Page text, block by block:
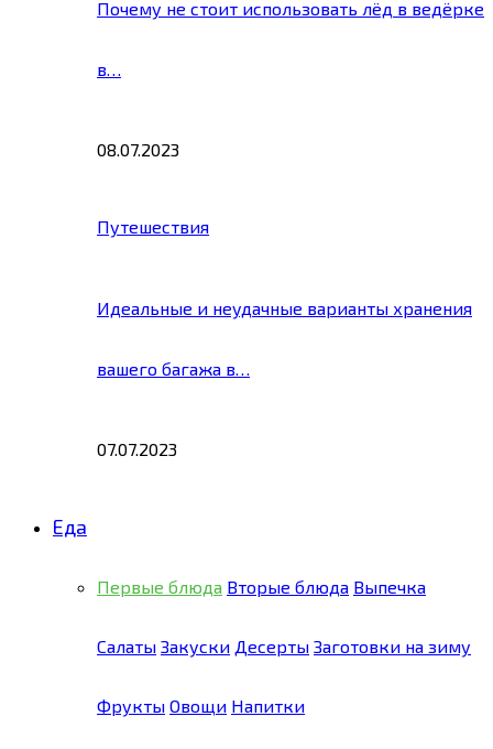
Почему не стоит использовать лёд в ведёрке
в…
08.07.2023
Путешествия
Идеальные и неудачные варианты хранения
вашего багажа в…
07.07.2023
Еда
Первые блюда Вторые блюда Выпечка
Салаты Закуски Десерты Заготовки на зиму
Фрукты Овощи Напитки